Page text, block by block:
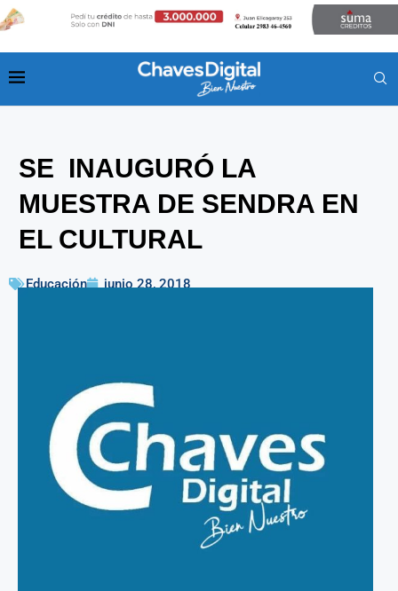
SE INAUGURÓ LA
MUESTRA DE SENDRA EN
EL CULTURAL
Educación junio 28, 2018